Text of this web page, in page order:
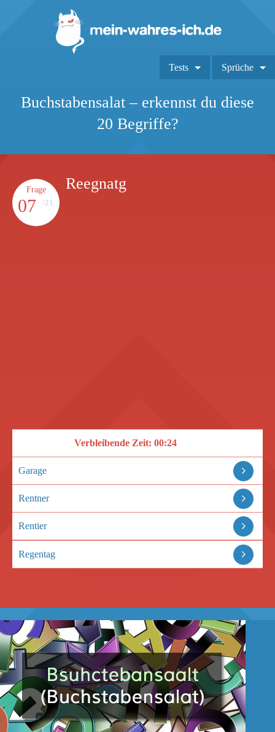
Tests Sprüche
Buchstabensalat – erkennst du diese
20 Begriffe?
Frage
07 /21
Reegnatg
Verbleibende Zeit: 00:24
Garage
Rentner
Rentier
Regentag